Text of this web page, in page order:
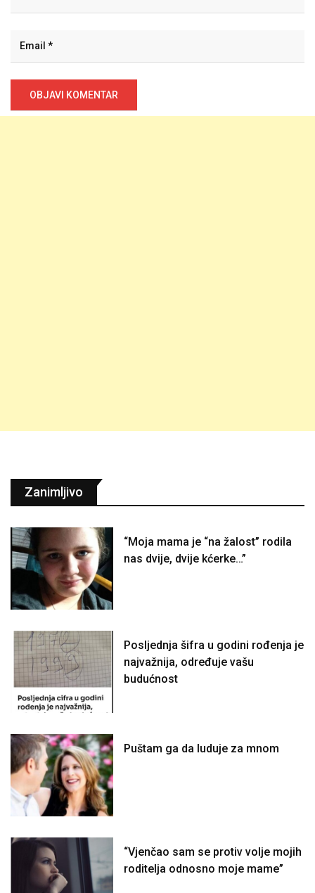
Zanimljivo
“Moja mama je “na žalost” rodila
nas dvije, dvije kćerke…”
Posljednja šifra u godini rođenja je
najvažnija, određuje vašu
budućnost
Puštam ga da luduje za mnom
“Vjenčao sam se protiv volje mojih
roditelja odnosno moje mame”